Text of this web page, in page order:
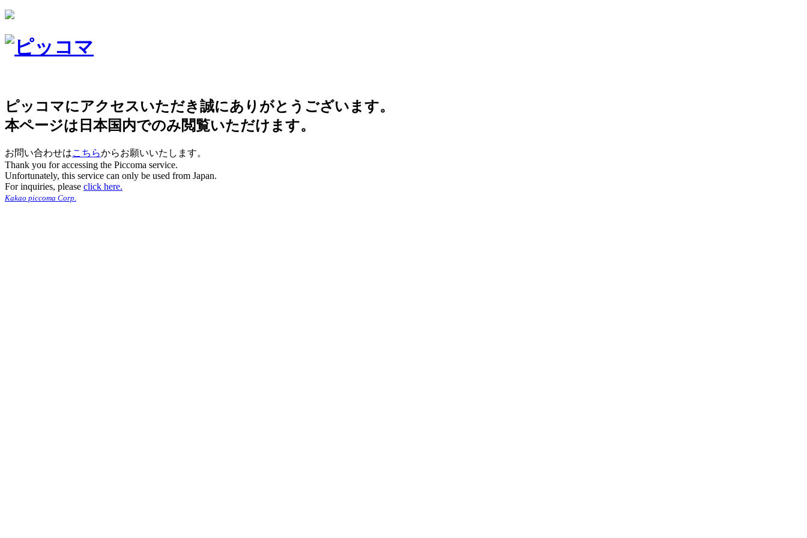
ピッコマにアクセスいただき誠にありがとうございます。
本ページは日本国内でのみ閲覧いただけます。
お問い合わせはこちらからお願いいたします。
Thank you for accessing the Piccoma service.
Unfortunately, this service can only be used from Japan.
For inquiries, please click here.
Kakao piccoma Corp.